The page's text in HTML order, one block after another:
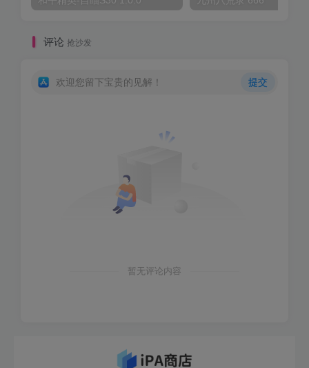
评论 抢沙发
欢迎您留下宝贵的见解！ 提交
暂无评论内容